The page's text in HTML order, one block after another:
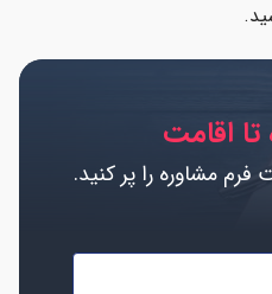
تا اقامت
مشاوره را پر کنید.